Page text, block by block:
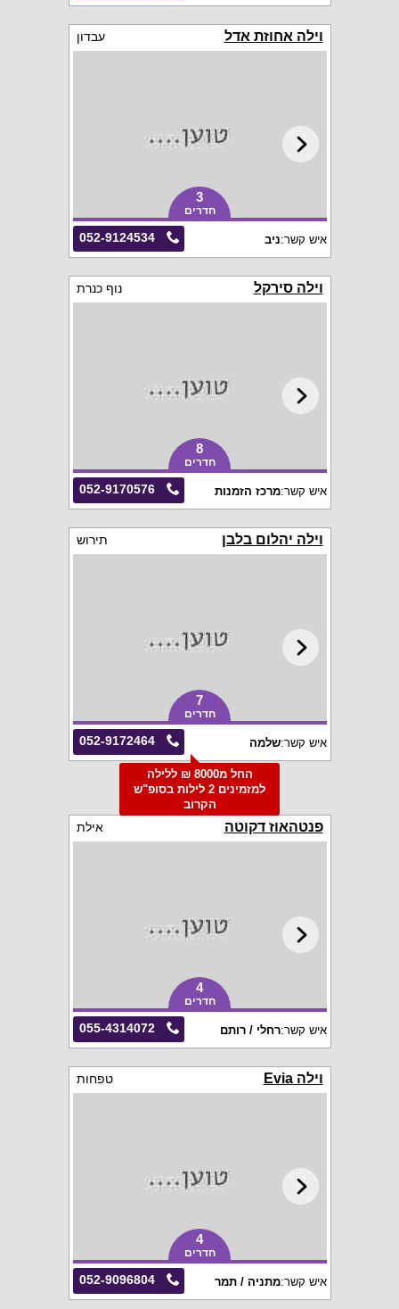
וילה אחוזת אדל עבדון
3
חדרים
052-9124534 איש קשר:ניב
וילה סירקל נוף כנרת
8
חדרים
052-9170576 איש קשר:מרכז הזמנות
וילה יהלום בלבן תירוש
7
חדרים
052-9172464 איש קשר:שלמה
החל מ8000 ₪ ללילה
למזמינים 2 לילות בסופ"ש
הקרוב
פנטהאוז דקוטה אילת
4
חדרים
055-4314072 איש קשר:רחלי / רותם
וילה Evia טפחות
4
חדרים
052-9096804 איש קשר:מתניה / תמר